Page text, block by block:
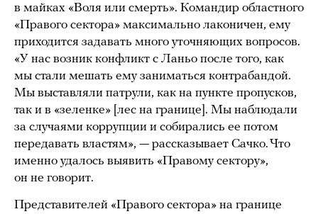
в майках «Воля или смерть». Командир областного
«Правого сектора» максимально лаконичен, ему
приходится задавать много уточняющих вопросов.
«У нас возник конфликт с Ланьо после того, как
мы стали мешать ему заниматься контрабандой.
Мы выставляли патрули, как на пункте пропусков,
так и в «зеленке» [лес на границе]. Мы наблюдали
за случаями коррупции и собирались ее потом
передавать властям», — рассказывает Сачко. Что
именно удалось выявить «Правому сектору»,
он не говорит.
Представителей «Правого сектора» на границе